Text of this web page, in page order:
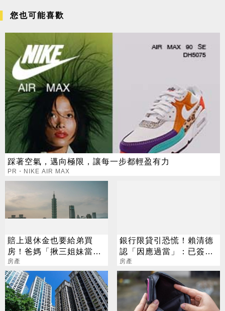
您也可能喜歡
踩著空氣，邁向極限，讓每一步都輕盈有力
PR・NIKE AIR MAX
賠上退休金也要給弟買
房！爸媽「揪三姐妹當伏
弟魔」：沒錢結婚登記就
好
房產
銀行限貸引恐慌！賴清德
認「因應過當」：已簽
約、首購族該給
房產